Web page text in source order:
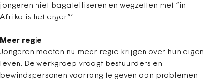
jongeren niet bagatelliseren en wegzetten met “in
Afrika is het erger”.’
Meer regie
Jongeren moeten nu meer regie krijgen over hun eigen
leven. De werkgroep vraagt bestuurders en
bewindspersonen voorrang te geven aan problemen